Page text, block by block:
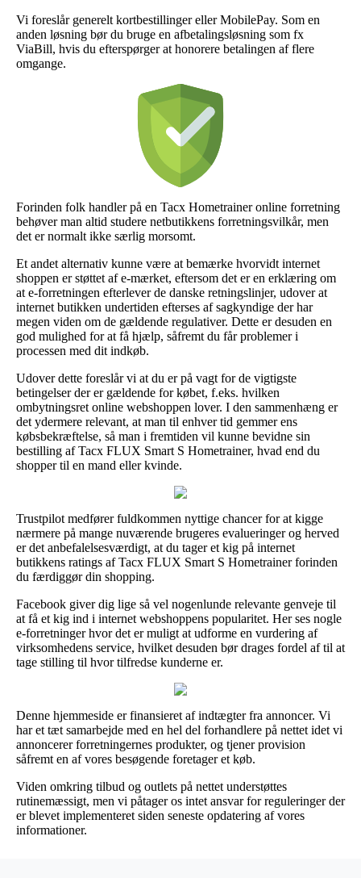
Vi foreslår generelt kortbestillinger eller MobilePay. Som en
anden løsning bør du bruge en afbetalingsløsning som fx
ViaBill, hvis du efterspørger at honorere betalingen af flere
omgange.
Forinden folk handler på en Tacx Hometrainer online forretning
behøver man altid studere netbutikkens forretningsvilkår, men
det er normalt ikke særlig morsomt.
Et andet alternativ kunne være at bemærke hvorvidt internet
shoppen er støttet af e-mærket, eftersom det er en erklæring om
at e-forretningen efterlever de danske retningslinjer, udover at
internet butikken undertiden efterses af sagkyndige der har
megen viden om de gældende regulativer. Dette er desuden en
god mulighed for at få hjælp, såfremt du får problemer i
processen med dit indkøb.
Udover dette foreslår vi at du er på vagt for de vigtigste
betingelser der er gældende for købet, f.eks. hvilken
ombytningsret online webshoppen lover. I den sammenhæng er
det ydermere relevant, at man til enhver tid gemmer ens
købsbekræftelse, så man i fremtiden vil kunne bevidne sin
bestilling af Tacx FLUX Smart S Hometrainer, hvad end du
shopper til en mand eller kvinde.
Trustpilot medfører fuldkommen nyttige chancer for at kigge
nærmere på mange nuværende brugeres evalueringer og herved
er det anbefalelsesværdigt, at du tager et kig på internet
butikkens ratings af Tacx FLUX Smart S Hometrainer forinden
du færdiggør din shopping.
Facebook giver dig lige så vel nogenlunde relevante genveje til
at få et kig ind i internet webshoppens popularitet. Her ses nogle
e-forretninger hvor det er muligt at udforme en vurdering af
virksomhedens service, hvilket desuden bør drages fordel af til at
tage stilling til hvor tilfredse kunderne er.
Denne hjemmeside er finansieret af indtægter fra annoncer. Vi
har et tæt samarbejde med en hel del forhandlere på nettet idet vi
annoncerer forretningernes produkter, og tjener provision
såfremt en af vores besøgende foretager et køb.
Viden omkring tilbud og outlets på nettet understøttes
rutinemæssigt, men vi påtager os intet ansvar for reguleringer der
er blevet implementeret siden seneste opdatering af vores
informationer.